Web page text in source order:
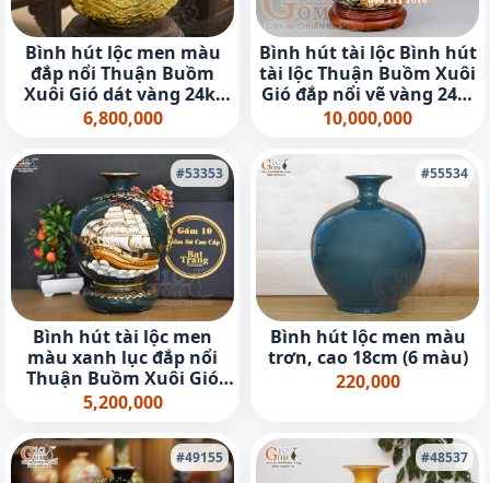
Bình hút lộc men màu
đắp nổi Thuận Buồm
Xuôi Gió dát vàng 24k,
nền đỏ cao 35cm
6,800,000
Bình hút tài lộc Bình hút
tài lộc Thuận Buồm Xuôi
Gió đắp nổi vẽ vàng 24k,
nền xanh lục bảo - cao
10,000,000
#53353
Bình hút tài lộc men
màu xanh lục đắp nổi
Thuận Buồm Xuôi Gió
kênh vẽ vàng 24k, cao
5,200,000
#55534
Bình hút lộc men màu
trơn, cao 18cm (6 màu)
220,000
#49155 #48537